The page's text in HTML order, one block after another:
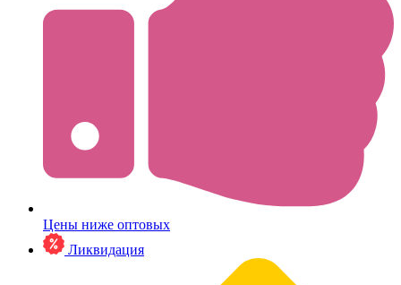
Цены ниже оптовых
Ликвидация